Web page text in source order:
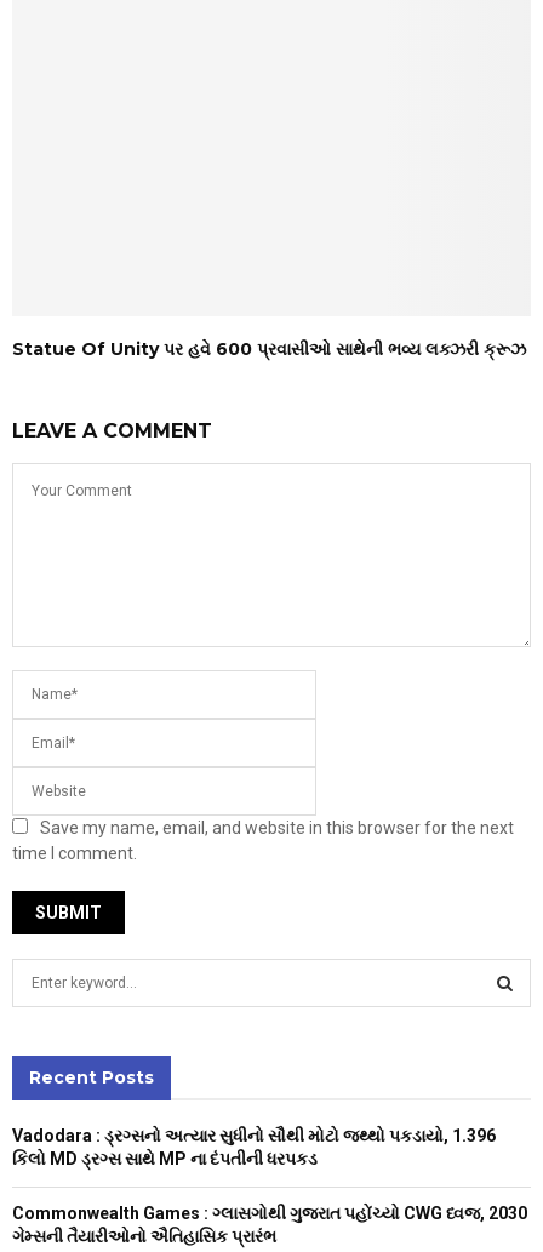
Statue Of Unity પર હવે 600 પ્રવાસીઓ સાથેની ભવ્ય લક્ઝરી ક્રૂઝ
LEAVE A COMMENT
Save my name, email, and website in this browser for the next
time I comment.
h
o
C
Recent Posts
Vadodara : ડ્રગ્સનો અત્યાર સુધીનો સૌથી મોટો જથ્થો પકડાયો, 1.396
કિલો MD ડ્રગ્સ સાથે MP ના દંપતીની ધરપકડ
Commonwealth Games : ગ્લાસગોથી ગુજરાત પહોંચ્યો CWG ધ્વજ, 2030
ગેમ્સની તૈયારીઓનો ઐતિહાસિક પ્રારંભ